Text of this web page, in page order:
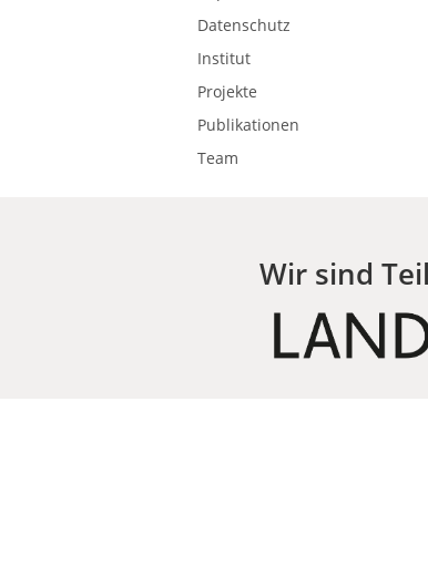
Datenschutz
Institut
Projekte
Publikationen
Team
Wir sind